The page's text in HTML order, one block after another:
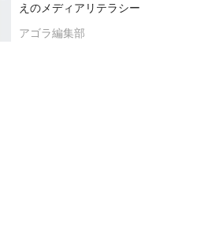
えのメディアリテラシー
アゴラ編集部